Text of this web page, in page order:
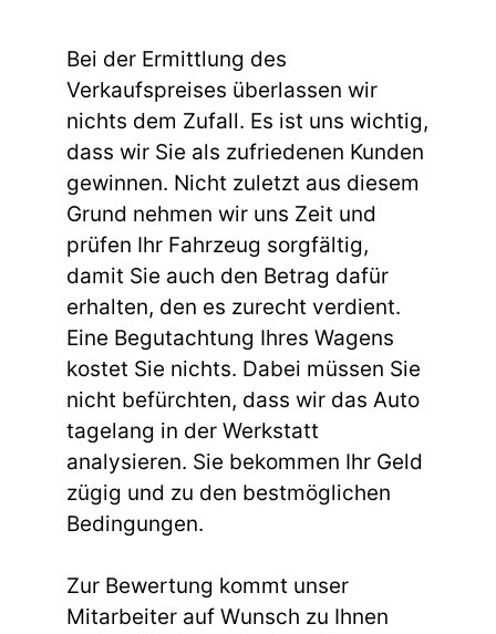
Bei der Ermittlung des
Verkaufspreises überlassen wir
nichts dem Zufall. Es ist uns wichtig,
dass wir Sie als zufriedenen Kunden
gewinnen. Nicht zuletzt aus diesem
Grund nehmen wir uns Zeit und
prüfen Ihr Fahrzeug sorgfältig,
damit Sie auch den Betrag dafür
erhalten, den es zurecht verdient.
Eine Begutachtung Ihres Wagens
kostet Sie nichts. Dabei müssen Sie
nicht befürchten, dass wir das Auto
tagelang in der Werkstatt
analysieren. Sie bekommen Ihr Geld
zügig und zu den bestmöglichen
Bedingungen.
Zur Bewertung kommt unser
Mitarbeiter auf Wunsch zu Ihnen